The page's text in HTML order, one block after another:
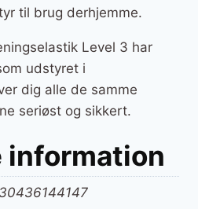
til brug derhjemme.
Level 3 har
udstyret i
dig alle de samme
seriøst og sikkert.
information